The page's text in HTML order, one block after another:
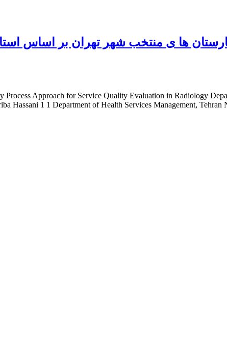
Approach for Service Quality Evaluation in Radiology
Hassani 1 1 Department of Health Services Management,